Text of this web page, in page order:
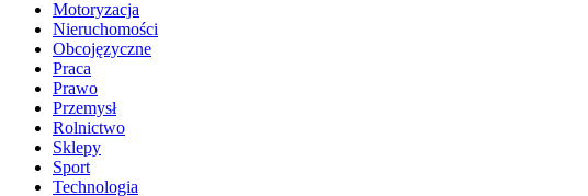
Motoryzacja
Nieruchomości
Obcojęzyczne
Praca
Prawo
Przemysł
Rolnictwo
Sklepy
Sport
Technologia